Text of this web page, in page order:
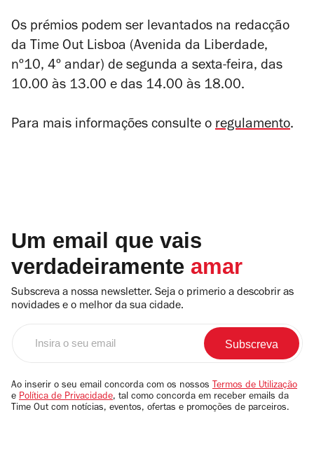
Os prémios podem ser levantados na redacção
da Time Out Lisboa (Avenida da Liberdade,
nº10, 4º andar) de segunda a sexta-feira, das
10.00 às 13.00 e das 14.00 às 18.00.
Para mais informações consulte o regulamento.
Um email que vais
verdadeiramente amar
Subscreva a nossa newsletter. Seja o primerio a descobrir as
novidades e o melhor da sua cidade.
email
Ao inserir o seu email concorda com os nossos Termos de Utilização
e Política de Privacidade, tal como concorda em receber emails da
Time Out com notícias, eventos, ofertas e promoções de parceiros.